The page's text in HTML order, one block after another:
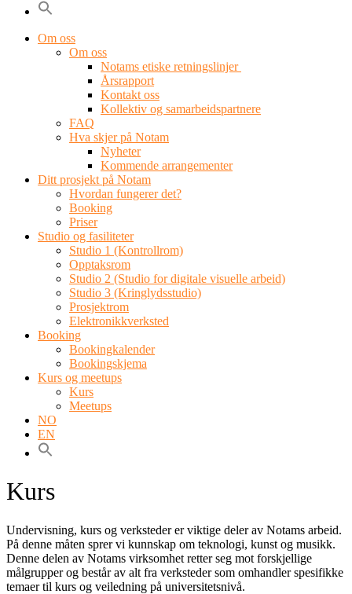
Om oss
Om oss
Notams etiske retningslinjer
Årsrapport
Kontakt oss
Kollektiv og samarbeidspartnere
FAQ
Hva skjer på Notam
Nyheter
Kommende arrangementer
Ditt prosjekt på Notam
Hvordan fungerer det?
Booking
Priser
Studio og fasiliteter
Studio 1 (Kontrollrom)
Opptaksrom
Studio 2 (Studio for digitale visuelle arbeid)
Studio 3 (Kringlydsstudio)
Prosjektrom
Elektronikkverksted
Booking
Bookingkalender
Bookingskjema
Kurs og meetups
Kurs
Meetups
NO
EN
Kurs
Undervisning, kurs og verksteder er viktige deler av Notams arbeid.
På denne måten sprer vi kunnskap om teknologi, kunst og musikk.
Denne delen av Notams virksomhet retter seg mot forskjellige
målgrupper og består av alt fra verksteder som omhandler spesifikke
temaer til kurs og veiledning på universitetsnivå.